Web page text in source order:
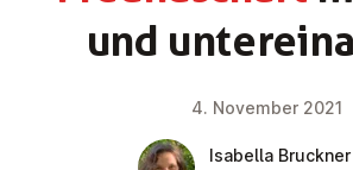
und
4. November 2021
Isabella Bruckner